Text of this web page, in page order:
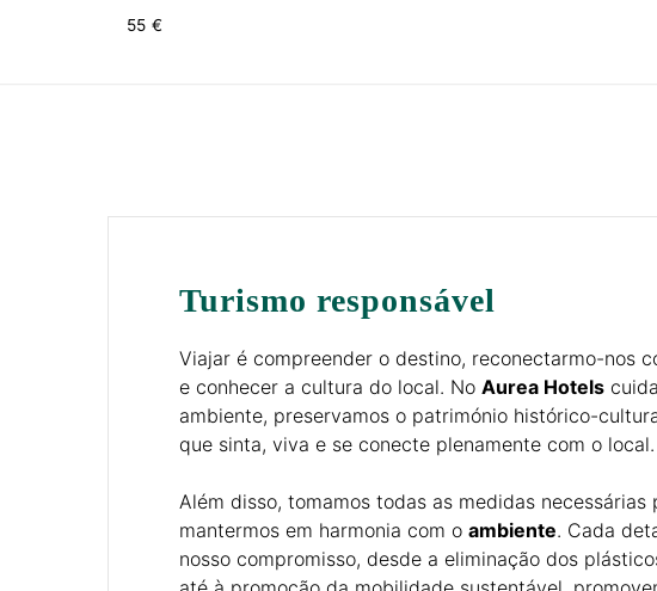
55 €
Turismo responsável
Viajar é compreender o destino, reconectarmo-nos
e conhecer a cultura do local. No Aurea Hotels
ambiente, preservamos o património histórico-
que sinta, viva e se conecte plenamente com o local.
Além disso, tomamos todas as medidas necessárias
mantermos em harmonia com o ambiente. Cada
nosso compromisso, desde a eliminação dos